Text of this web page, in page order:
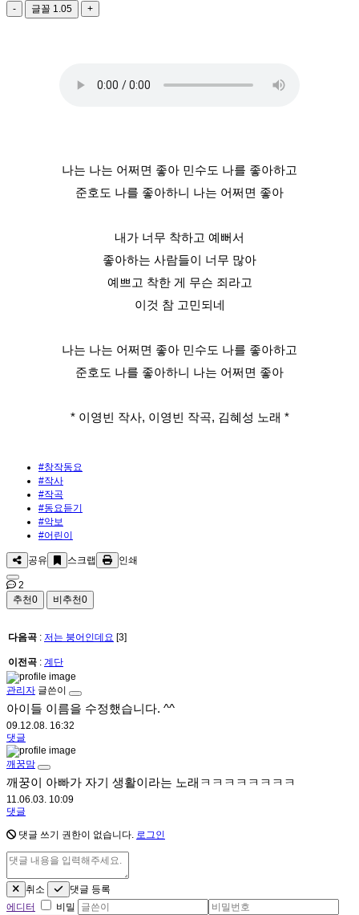
-
글꼴 1.05 +
나는 나는 어쩌면 좋아 민수도 나를 좋아하고
준호도 나를 좋아하니 나는 어쩌면 좋아
내가 너무 착하고 예뻐서
좋아하는 사람들이 너무 많아
예쁘고 착한 게 무슨 죄라고
이것 참 고민되네
나는 나는 어쩌면 좋아 민수도 나를 좋아하고
준호도 나를 좋아하니 나는 어쩌면 좋아
* 이영빈 작사, 이영빈 작곡, 김혜성 노래 *
#창작동요
#작사
#작곡
#동요듣기
#악보
#어린이
공유 스크랩 인쇄
2
추천0 비추천0
다음곡 : 저는 붕어인데요 [3]
이전곡 : 계단
관리자 글쓴이
아이들 이름을 수정했습니다. ^^
09.12.08. 16:32
댓글
깨꿍맘
깨꿍이 아빠가 자기 생활이라는 노래ㅋㅋㅋㅋㅋㅋㅋㅋ
11.06.03. 10:09
댓글
댓글 쓰기 권한이 없습니다. 로그인
취소
댓글 등록
에디터
비밀